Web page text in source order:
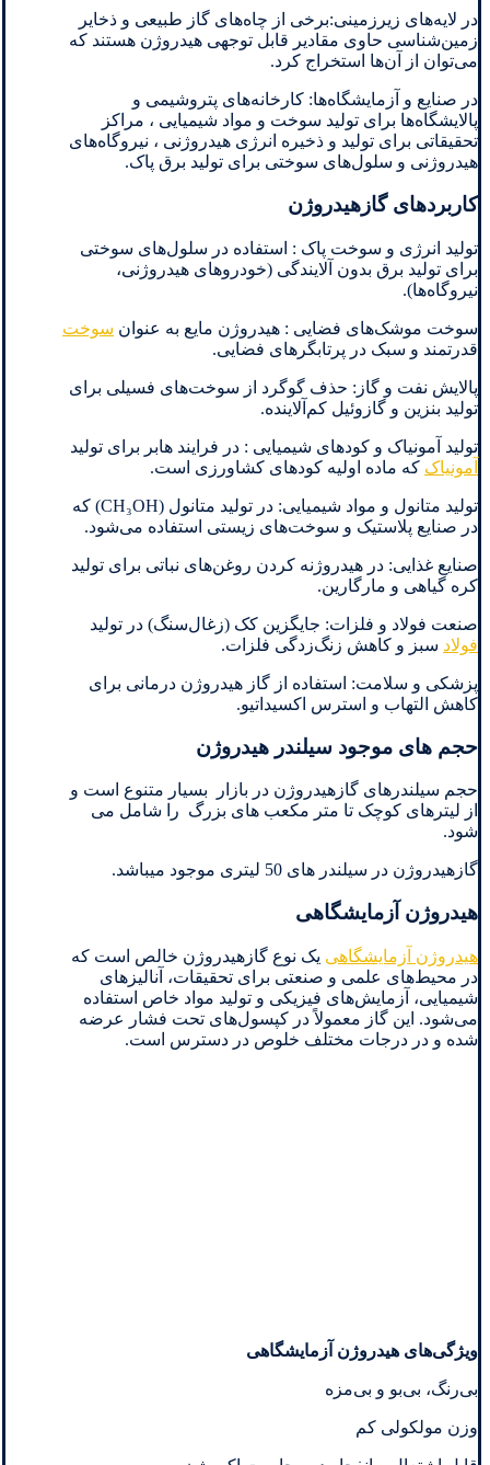
در لایه‌های زیرزمینی:برخی از چاه‌های گاز طبیعی و ذخایر
زمین‌شناسی حاوی مقادیر قابل توجهی هیدروژن هستند که
می‌توان از آن‌ها استخراج کرد.
در صنایع و آزمایشگاه‌ها: کارخانه‌های پتروشیمی و
پالایشگاه‌ها برای تولید سوخت و مواد شیمیایی ، مراکز
تحقیقاتی برای تولید و ذخیره انرژی هیدروژنی ، نیروگاه‌های
هیدروژنی و سلول‌های سوختی برای تولید برق پاک.
کاربردهای گازهیدروژن
تولید انرژی و سوخت پاک : استفاده در سلول‌های سوختی
برای تولید برق بدون آلایندگی (خودروهای هیدروژنی،
نیروگاه‌ها).
سوخت موشک‌های فضایی : هیدروژن مایع به عنوان سوخت
قدرتمند و سبک در پرتابگرهای فضایی.
پالایش نفت و گاز: حذف گوگرد از سوخت‌های فسیلی برای
تولید بنزین و گازوئیل کم‌آلاینده.
تولید آمونیاک و کودهای شیمیایی : در فرایند هابر برای تولید
آمونیاک که ماده اولیه کودهای کشاورزی است.
تولید متانول و مواد شیمیایی: در تولید متانول (CH₃OH) که
در صنایع پلاستیک و سوخت‌های زیستی استفاده می‌شود.
صنایع غذایی: در هیدروژنه کردن روغن‌های نباتی برای تولید
کره گیاهی و مارگارین.
صنعت فولاد و فلزات: جایگزین کک (زغال‌سنگ) در تولید
فولاد سبز و کاهش زنگ‌زدگی فلزات.
پزشکی و سلامت: استفاده از گاز هیدروژن درمانی برای
کاهش التهاب و استرس اکسیداتیو.
حجم های موجود سیلندر هیدروژن
حجم سیلندرهای گازهیدروژن در بازار بسیار متنوع است و
از لیترهای کوچک تا متر مکعب های بزرگ را شامل می
شود.
گازهیدروژن در سیلندر های 50 لیتری موجود میباشد.
هیدروژن آزمایشگاهی
هیدروژن آزمایشگاهی یک نوع گازهیدروژن خالص است که
در محیط‌های علمی و صنعتی برای تحقیقات، آنالیزهای
شیمیایی، آزمایش‌های فیزیکی و تولید مواد خاص استفاده
می‌شود. این گاز معمولاً در کپسول‌های تحت فشار عرضه
شده و در درجات مختلف خلوص در دسترس است.
ویژگی‌های هیدروژن آزمایشگاهی
بی‌رنگ، بی‌بو و بی‌مزه
وزن مولکولی کم